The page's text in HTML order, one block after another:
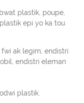
plastik, poupe,
epi yo ka tou
ak legim, endistri
endistri eleman
plastik.